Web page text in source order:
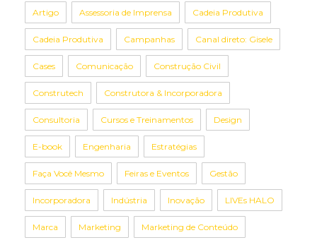
Artigo Assessoria de Imprensa Cadeia Produtiva
Cadeia Produtiva Campanhas Canal direto: Gisele
Cases Comunicação Construção Civil
Construtech Construtora & Incorporadora
Consultoria Cursos e Treinamentos Design
E-book Engenharia Estratégias
Faça Você Mesmo Feiras e Eventos Gestão
Incorporadora Indústria Inovação LIVEs HALO
Marca Marketing Marketing de Conteúdo